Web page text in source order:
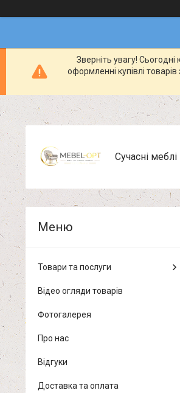
Зверніть увагу!
оформленні купівлі
Сучасні
Товари та послуги
Відео огляди товарів
Фотогалерея
Про нас
Відгуки
Доставка та оплата